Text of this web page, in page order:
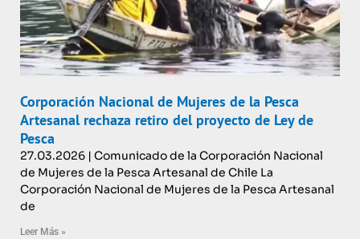
Corporación Nacional de Mujeres de la Pesca
Artesanal rechaza retiro del proyecto de Ley de
Pesca
27.03.2026 | Comunicado de la Corporación Nacional
de Mujeres de la Pesca Artesanal de Chile La
Corporación Nacional de Mujeres de la Pesca Artesanal
de
Leer Más »